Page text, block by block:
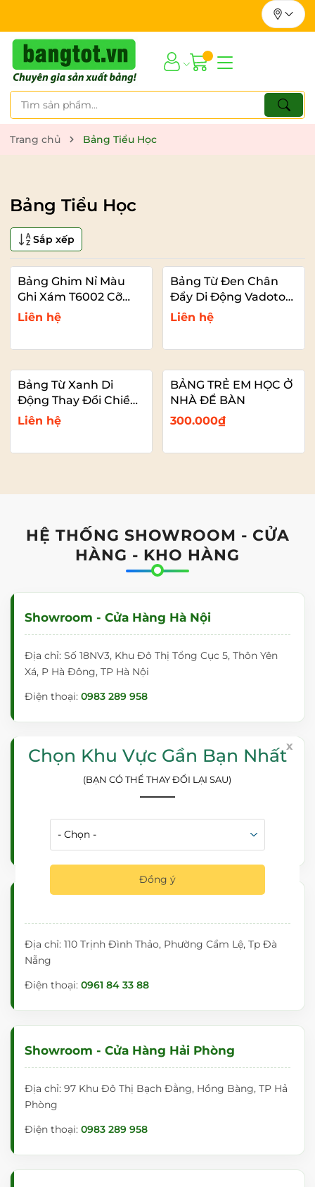
Trang chủ Bảng Tiểu Học
Bảng Tiểu Học
Sắp xếp
Bảng Ghim Nỉ Màu
Ghi Xám T6002 Cỡ
Nhỏ VADOTO
Liên hệ
Bảng Từ Đen Chân
Đẩy Di Động Vadoto
EcoTech
Liên hệ
Bảng Từ Xanh Di
Động Thay Đổi Chiều
Cao Chân Thép Oval
Vadoto NanoTech
Liên hệ
BẢNG TRẺ EM HỌC Ở
NHÀ ĐỂ BÀN
300.000₫
HỆ THỐNG SHOWROOM - CỬA
HÀNG - KHO HÀNG
Showroom - Cửa Hàng Hà Nội
Địa chỉ: Số 18NV3, Khu Đô Thị Tổng Cục 5, Thôn Yên
Xá, P Hà Đông, TP Hà Nội
Điện thoại: 0983 289 958
Showroom - Cửa Hàng Hồ Chí Minh
Địa chỉ: 363/21 Đường Bình Lợi, Phường Bình Lợi
Trung, Tp Hồ Chí Minh
Điện thoại:0981 444 956
Địa chỉ: 110 Trịnh Đình Thảo, Phường Cẩm Lệ, Tp Đà
Nẵng
Điện thoại: 0961 84 33 88
Showroom - Cửa Hàng Hải Phòng
Địa chỉ: 97 Khu Đô Thị Bạch Đằng, Hồng Bàng, TP Hả
Phòng
Điện thoại: 0983 289 958
x
Chọn Khu Vực Gần Bạn Nhất
(BẠN CÓ THỂ THAY ĐỔI LẠI SAU)
Đồng ý